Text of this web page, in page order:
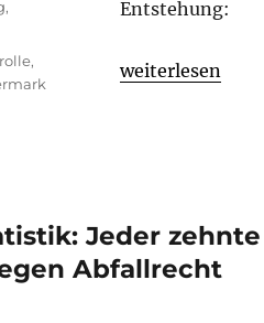
Entstehung:
„Der Fall
weiterlesen
,
,
Jeder
Abfallrecht